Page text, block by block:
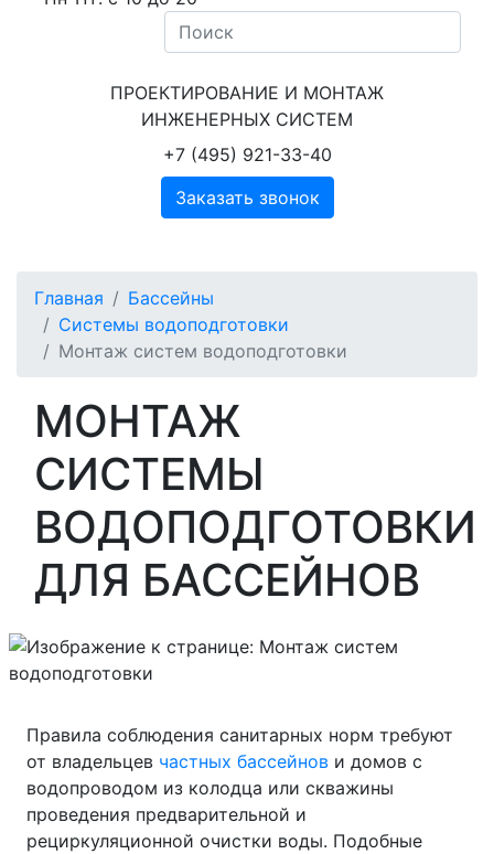
ПРОЕКТИРОВАНИЕ И МОНТАЖ
ИНЖЕНЕРНЫХ СИСТЕМ
+7 (495) 921-33-40
Заказать звонок
Главная
Бассейны
Системы водоподготовки
Монтаж систем водоподготовки
МОНТАЖ
СИСТЕМЫ
ВОДОПОДГОТОВКИ
ДЛЯ БАССЕЙНОВ
Правила соблюдения санитарных норм требуют
от владельцев частных бассейнов и домов с
водопроводом из колодца или скважины
проведения предварительной и
рециркуляционной очистки воды. Подобные